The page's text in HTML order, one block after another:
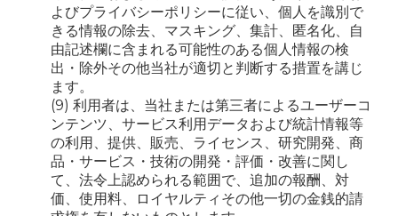
よびプライバシーポリシーに従い、個人を識別で
きる情報の除去、マスキング、集計、匿名化、自
由記述欄に含まれる可能性のある個人情報の検
出・除外その他当社が適切と判断する措置を講じ
ます。
(9) 利用者は、当社または第三者によるユーザーコ
ンテンツ、サービス利用データおよび統計情報等
の利用、提供、販売、ライセンス、研究開発、商
品・サービス・技術の開発・評価・改善に関し
て、法令上認められる範囲で、追加の報酬、対
価、使用料、ロイヤルティその他一切の金銭的請